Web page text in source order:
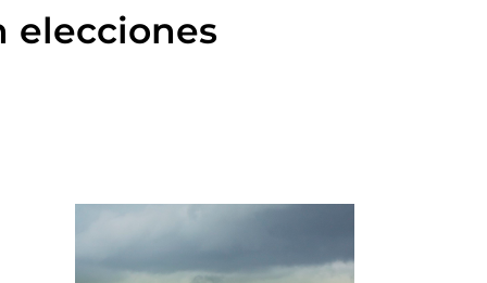
elecciones